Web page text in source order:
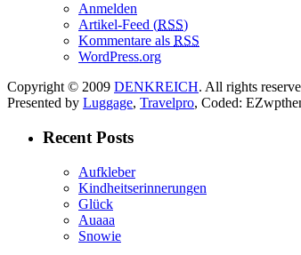
Anmelden
Artikel-Feed (RSS)
Kommentare als RSS
WordPress.org
Copyright © 2009 DENKREICH. All rights
Presented by Luggage, Travelpro, Coded:
Recent Posts
Aufkleber
Kindheitserinnerungen
Glück
Auaaa
Snowie